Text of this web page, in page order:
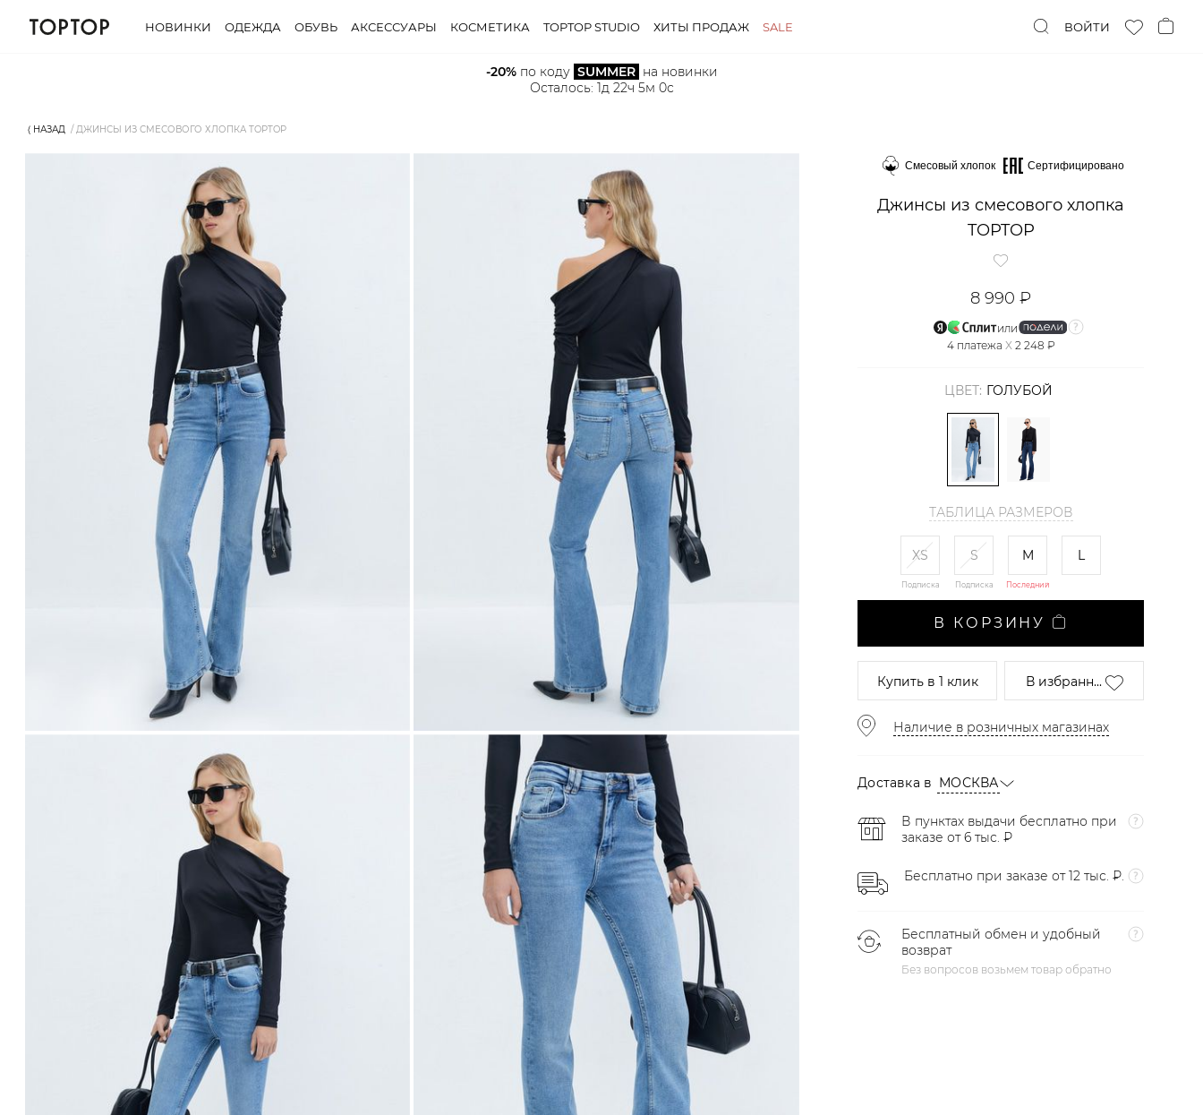
НОВИНКИ ОДЕЖДА ОБУВЬ АКСЕССУАРЫ КОСМЕТИКА TOPTOP STUDIO ХИТЫ ПРОДАЖ SALE ВОЙТИ
-20% по коду SUMMER на новинки
Осталось: 1д 22ч 4м 58с
⟨ НАЗАД ДЖИНСЫ ИЗ СМЕСОВОГО ХЛОПКА TOPTOP
Смесовый хлопок Сертифицировано
Джинсы из смесового хлопка
TOPTOP
8 990 ₽
или
4 платежа X 2 248 ₽
ЦВЕТ: ГОЛУБОЙ
ТАБЛИЦА РАЗМЕРОВ
XS
Подписка
S
Подписка
M
Последний
L
В КОРЗИНУ
Купитьв 1 клик В избранн...
Наличие в розничных магазинах
Доставка в МОСКВА
В пунктах выдачи бесплатно при
заказе от 6 тыс. ₽
Бесплатно при заказе от 12 тыс. ₽.
Бесплатный обмен и удобный
возврат
Без вопросов возьмем товар обратно